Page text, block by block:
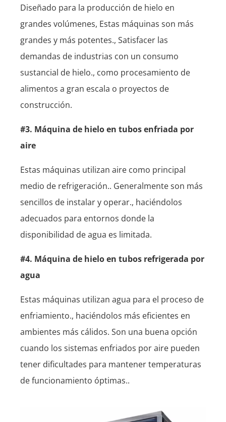
Diseñado para la producción de hielo en
grandes volúmenes, Estas máquinas son más
grandes y más potentes., Satisfacer las
demandas de industrias con un consumo
sustancial de hielo., como procesamiento de
alimentos a gran escala o proyectos de
construcción.
#3. Máquina de hielo en tubos enfriada por
aire
Estas máquinas utilizan aire como principal
medio de refrigeración.. Generalmente son más
sencillos de instalar y operar., haciéndolos
adecuados para entornos donde la
disponibilidad de agua es limitada.
#4. Máquina de hielo en tubos refrigerada por
agua
Estas máquinas utilizan agua para el proceso de
enfriamiento., haciéndolos más eficientes en
ambientes más cálidos. Son una buena opción
cuando los sistemas enfriados por aire pueden
tener dificultades para mantener temperaturas
de funcionamiento óptimas..